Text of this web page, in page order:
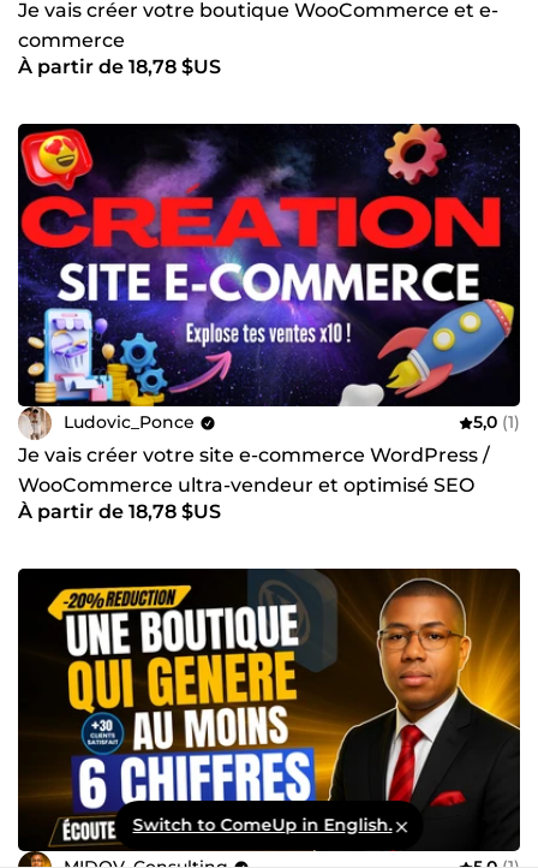
Je vais créer votre boutique WooCommerce et e-
commerce
À partir de 18,78 $US
Ludovic_Ponce 5,0 (1)
Je vais créer votre site e-commerce WordPress /
WooCommerce ultra-vendeur et optimisé SEO
À partir de 18,78 $US
Switch to ComeUp in English.